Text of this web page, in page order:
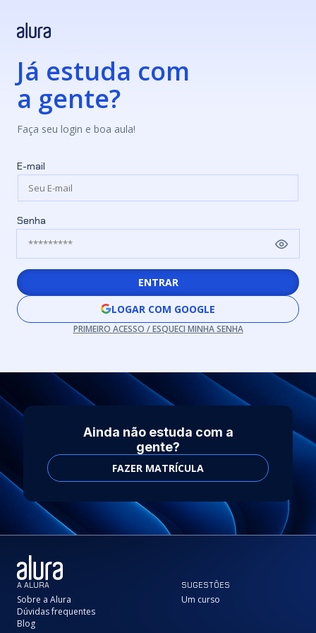
Já estuda com
a gente?
Faça seu login e boa aula!
E-mail
Senha
ENTRAR
LOGAR COM GOOGLE
PRIMEIRO ACESSO / ESQUECI MINHA SENHA
Ainda não estuda com a
gente?
FAZER MATRÍCULA
A ALURA
Sobre a Alura
Dúvidas frequentes
Blog
SUGESTÕES
Um curso